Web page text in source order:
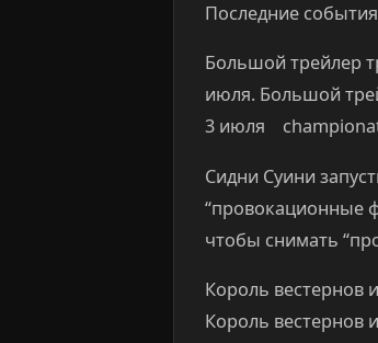
Последние
Большой трейлер
июля. Большой
3 июля
Сидни Суини
“провокационные
чтобы снимать
Король вестернов
Король вестернов